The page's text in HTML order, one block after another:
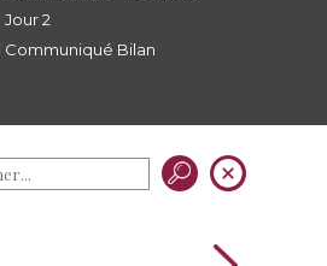
Jour 2
Communiqué Bilan